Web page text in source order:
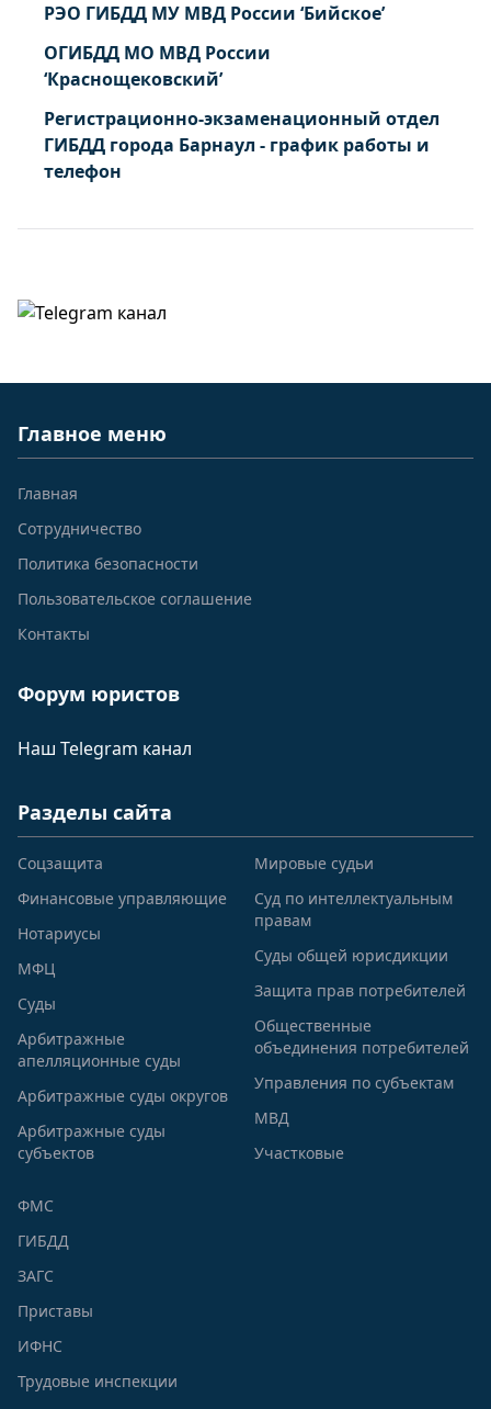
РЭО ГИБДД МУ МВД России ‘Бийское’
ОГИБДД МО МВД России
‘Краснощековский’
Регистрационно-экзаменационный отдел
ГИБДД города Барнаул - график работы и
телефон
Главное меню
Главная
Сотрудничество
Политика безопасности
Пользовательское соглашение
Контакты
Форум юристов
Наш Telegram канал
Разделы сайта
Соцзащита
Финансовые управляющие
Нотариусы
МФЦ
Суды
Арбитражные
апелляционные суды
Арбитражные суды округов
Арбитражные суды
субъектов
Мировые судьи
Суд по интеллектуальным
правам
Суды общей юрисдикции
Защита прав потребителей
Общественные
объединения потребителей
Управления по субъектам
МВД
Участковые
ФМС
ГИБДД
ЗАГС
Приставы
ИФНС
Трудовые инспекции